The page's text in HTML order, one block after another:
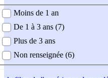
demandée
Moins de 1 an
De 1 à 3 ans (7)
Plus de 3 ans
Non renseignée (6)